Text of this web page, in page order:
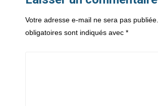
Votre adresse e-mail ne sera pas publiée.
obligatoires sont indiqués avec *